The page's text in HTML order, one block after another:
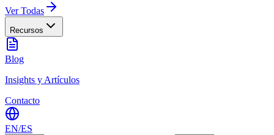
Ver Todas
Recursos
Blog
Insights y Artículos
Contacto
EN/ES